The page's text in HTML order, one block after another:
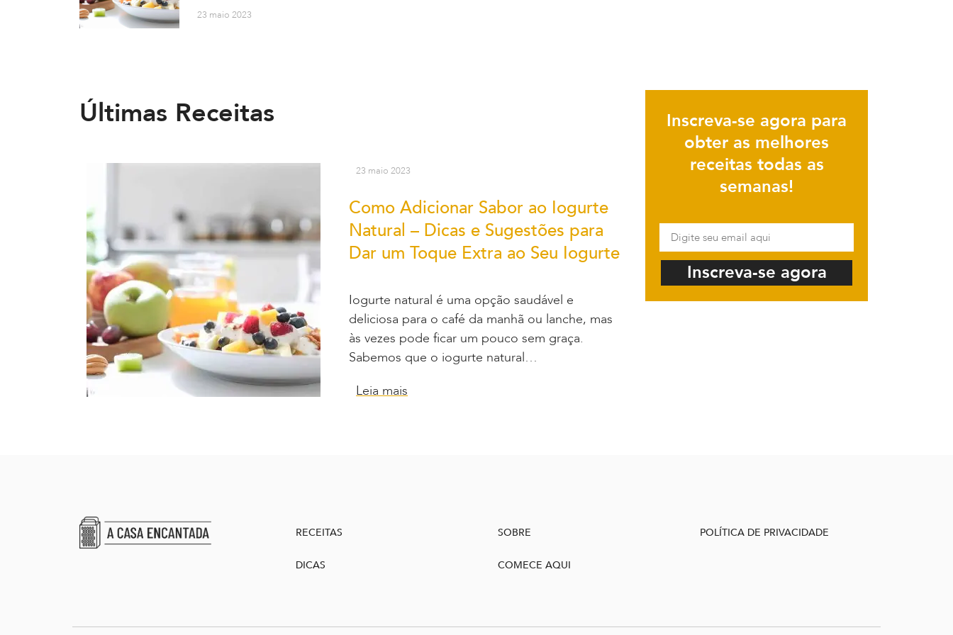
23 maio 2023
Últimas Receitas
23 maio 2023
Como Adicionar Sabor ao Iogurte
Natural – Dicas e Sugestões para
Dar um Toque Extra ao Seu Iogurte
Iogurte natural é uma opção saudável e
deliciosa para o café da manhã ou lanche, mas
às vezes pode ficar um pouco sem graça.
Sabemos que o iogurte natural…
Leia mais
Inscreva-se agora para
obter as melhores
receitas todas as
semanas!
Inscreva-se agora
RECEITAS
DICAS
SOBRE
COMECE AQUI
POLÍTICA DE PRIVACIDADE